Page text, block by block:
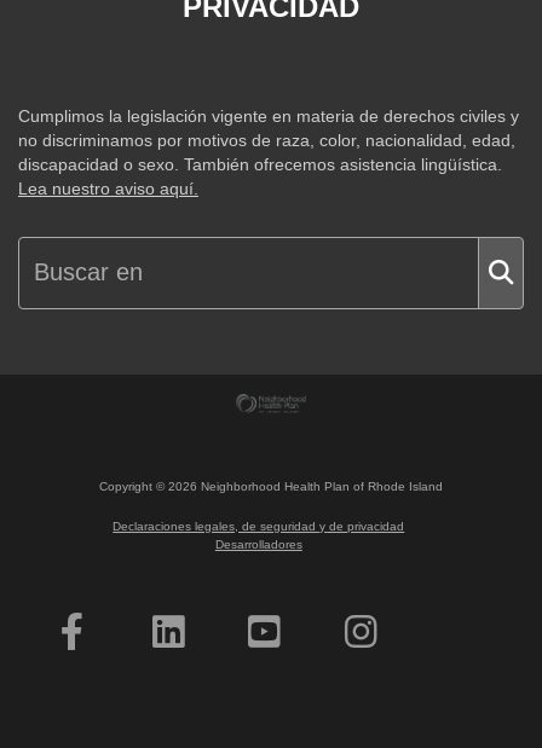
Cumplimos la legislación vigente en materia de derechos civiles y
no discriminamos por motivos de raza, color, nacionalidad, edad,
discapacidad o sexo. También ofrecemos asistencia lingüística.
Lea nuestro aviso aquí.
Copyright ©2026 Neighborhood Health Plan of Rhode Island
Declaraciones legales, de seguridad y de privacidad
Desarrolladores